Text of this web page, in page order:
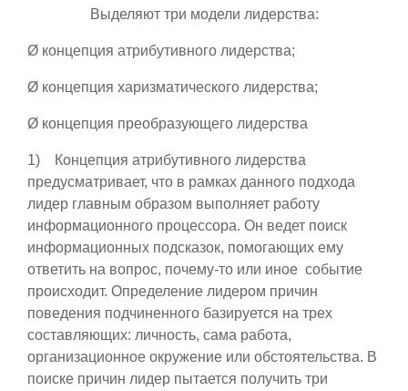
Выделяют три модели лидерства:
Ø концепция атрибутивного лидерства;
Ø концепция харизматического лидерства;
Ø концепция преобразующего лидерства
1) Концепция атрибутивного лидерства
предусматривает, что в рамках данного подхода
лидер главным образом выполняет работу
информационного процессора. Он ведет поиск
информационных подсказок, помогающих ему
ответить на вопрос, почему-то или иное событие
происходит. Определение лидером причин
поведения подчиненного базируется на трех
составляющих: личность, сама работа,
организационное окружение или обстоятельства. В
поиске причин лидер пытается получить три